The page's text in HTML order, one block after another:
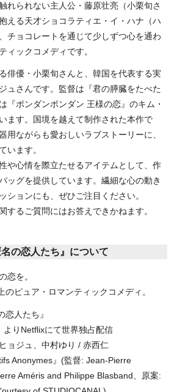
れられない主人公・藤原壮亮（小栗旬さ
える天才ショコラティエ・イ・ハナ（ハ
チョコレートを通じて少しずつ心を通わ
ィックコメディです。
俳優・小栗旬さんと、韓国を代表する実
ュさんです。監督は『君の膵臓をたべた
『ポンダンポンダン 王様の恋』のキム・
ます。国境を越えて制作された本作で
用ながらも愛おしいラブストーリーに、
います。
や心情を際立たせるアイテムとして、作
ッグを提供しています。繊細な心の動き
ションにも、ぜひご注目ください。
するご質問にはお答えできかねます。
の恋人たち』について
恋を。
ピュア・ロマンティックコメディ。
人たち』
りNetflixにて世界独占配信
ョジュ、中村ゆり / 赤西仁
Anonymes』(監督: Jean-Pierre
Améris and Philippe Blasband、原案: